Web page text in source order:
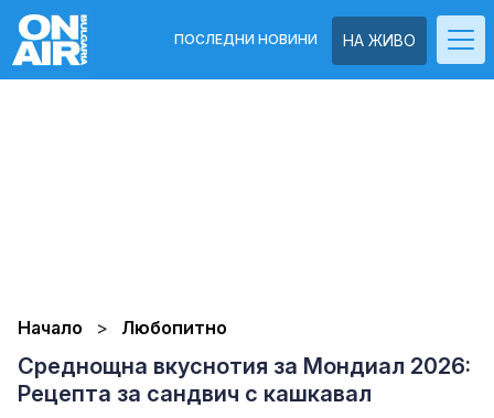
НА ЖИВО
ПОСЛЕДНИ НОВИНИ
Начало Любопитно
Среднощна вкуснотия за Мондиал 2026:
Рецепта за сандвич с кашкавал